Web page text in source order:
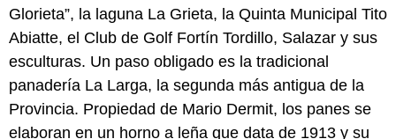
Glorieta”, la laguna La Grieta, la Quinta Municipal Tito
Abiatte, el Club de Golf Fortín Tordillo, Salazar y sus
esculturas. Un paso obligado es la tradicional
panadería La Larga, la segunda más antigua de la
Provincia. Propiedad de Mario Dermit, los panes se
elaboran en un horno a leña que data de 1913 y su